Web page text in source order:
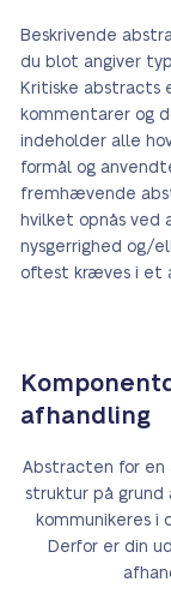
Beskrivende
du blot angiver
Kritiske abstracts
kommentarer og
indeholder alle
formål og
fremhævende
hvilket opnås
nysgerrighed og/
oftest kræves i et
afhandling
Abstracten for en
struktur på
kommunikeres
Derfor er din